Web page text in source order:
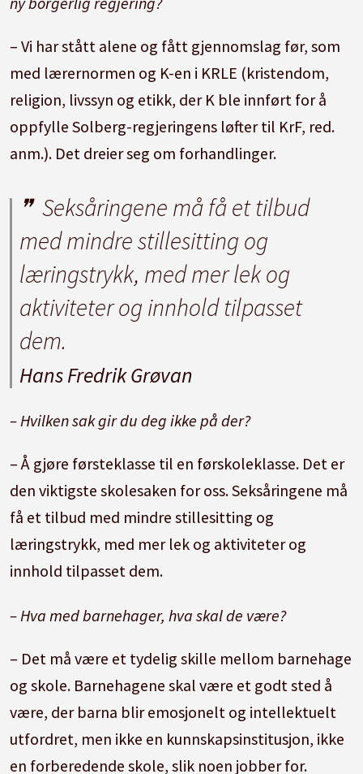
– Vi har stått alene og fått gjennomslag før, som
med lærernormen og K-en i KRLE (kristendom,
religion, livssyn og etikk, der K ble innført for å
oppfylle Solberg-regjeringens løfter til KrF, red.
anm.). Det dreier seg om forhandlinger.
Seksåringene må få et tilbud
med mindre stillesitting og
læringstrykk, med mer lek og
aktiviteter og innhold tilpasset
dem.
Hans Fredrik Grøvan
– Hvilken sak gir du deg ikke på der?
– Å gjøre førsteklasse til en førskoleklasse. Det er
den viktigste skolesaken for oss. Seksåringene må
få et tilbud med mindre stillesitting og
læringstrykk, med mer lek og aktiviteter og
innhold tilpasset dem.
– Hva med barnehager, hva skal de være?
– Det må være et tydelig skille mellom barnehage
og skole. Barnehagene skal være et godt sted å
være, der barna blir emosjonelt og intellektuelt
utfordret, men ikke en kunnskapsinstitusjon, ikke
en forberedende skole, slik noen jobber for.